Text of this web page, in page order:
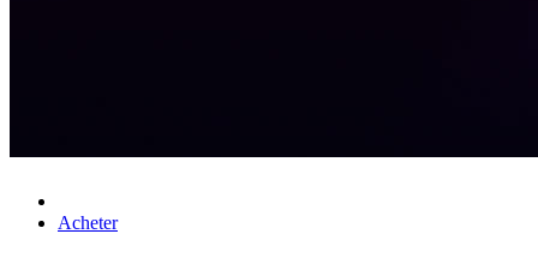
Acheter